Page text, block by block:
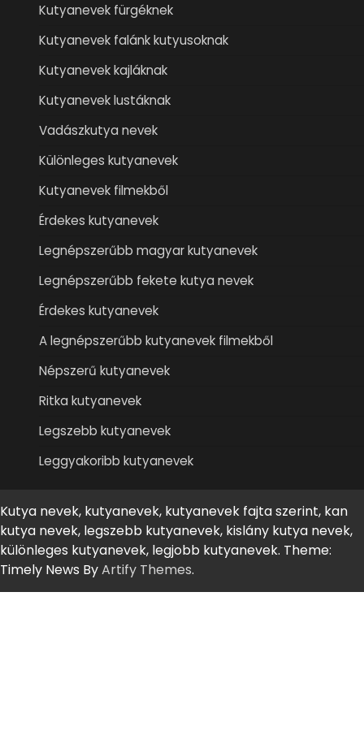
Kutyanevek fürgéknek
Kutyanevek falánk kutyusoknak
Kutyanevek kajláknak
Kutyanevek lustáknak
Vadászkutya nevek
Különleges kutyanevek
Kutyanevek filmekből
Érdekes kutyanevek
Legnépszerűbb magyar kutyanevek
Legnépszerűbb fekete kutya nevek
Érdekes kutyanevek
A legnépszerűbb kutyanevek filmekből
Népszerű kutyanevek
Ritka kutyanevek
Legszebb kutyanevek
Leggyakoribb kutyanevek
Kutya nevek, kutyanevek, kutyanevek fajta szerint, kan
kutya nevek, legszebb kutyanevek, kislány kutya nevek,
különleges kutyanevek, legjobb kutyanevek. Theme:
Timely News ByArtify Themes.